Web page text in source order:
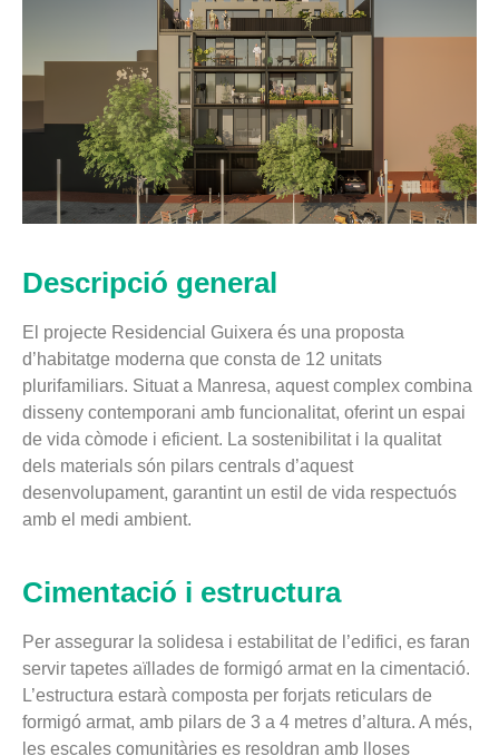
Descripció general
El projecte Residencial Guixera és una proposta
d’habitatge moderna que consta de 12 unitats
plurifamiliars. Situat a Manresa, aquest complex combina
disseny contemporani amb funcionalitat, oferint un espai
de vida còmode i eficient. La sostenibilitat i la qualitat
dels materials són pilars centrals d’aquest
desenvolupament, garantint un estil de vida respectuós
amb el medi ambient.
Cimentació i estructura
Per assegurar la solidesa i estabilitat de l’edifici, es faran
servir tapetes aïllades de formigó armat en la cimentació.
L’estructura estarà composta per forjats reticulars de
formigó armat, amb pilars de 3 a 4 metres d’altura. A més,
les escales comunitàries es resoldran amb lloses